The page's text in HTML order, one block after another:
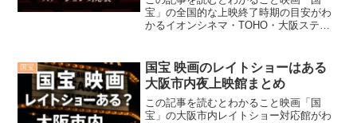
宝」の全国的な上映終了時期の目安がわ
かるイオンシネマ・TOHO・大阪ステー
映画「国宝」は、吉沢亮主演・李相日監
督による壮大な人間ドラマ...
国宝
国宝 映画のレイトショーはある
大阪市内夜上映館まとめ
この記事を読むとわかること映画「国
宝」の大阪市内レイトショー対応館がわ